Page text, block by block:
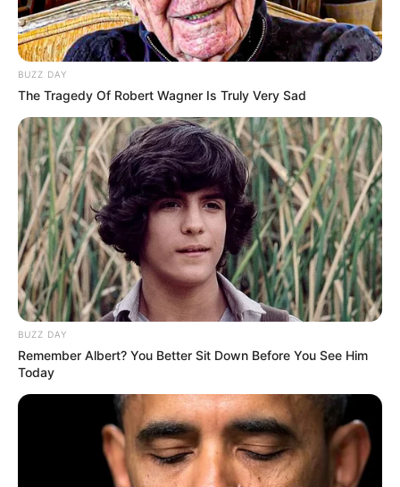
(foto: shelterness)
5. Pasti nyaman banget deh bisa berendam di kamar
mandi dengan desain yang alami ini. Tampak
nyaman, tapi hati-hati ketiduran ya
BUZZ DAY
The Tragedy Of Robert Wagner Is Truly Very Sad
BUZZ DAY
Remember Albert? You Better Sit Down Before You See Him
Today